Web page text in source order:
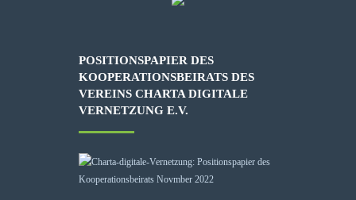
POSITIONSPAPIER DES
KOOPERATIONSBEIRATS DES
VEREINS CHARTA DIGITALE
VERNETZUNG E.V.